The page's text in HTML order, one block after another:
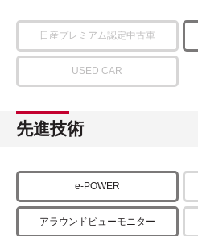
日産プレミアム認定中古車
USED CAR
先進技術
e-POWER
アラウンドビューモニター